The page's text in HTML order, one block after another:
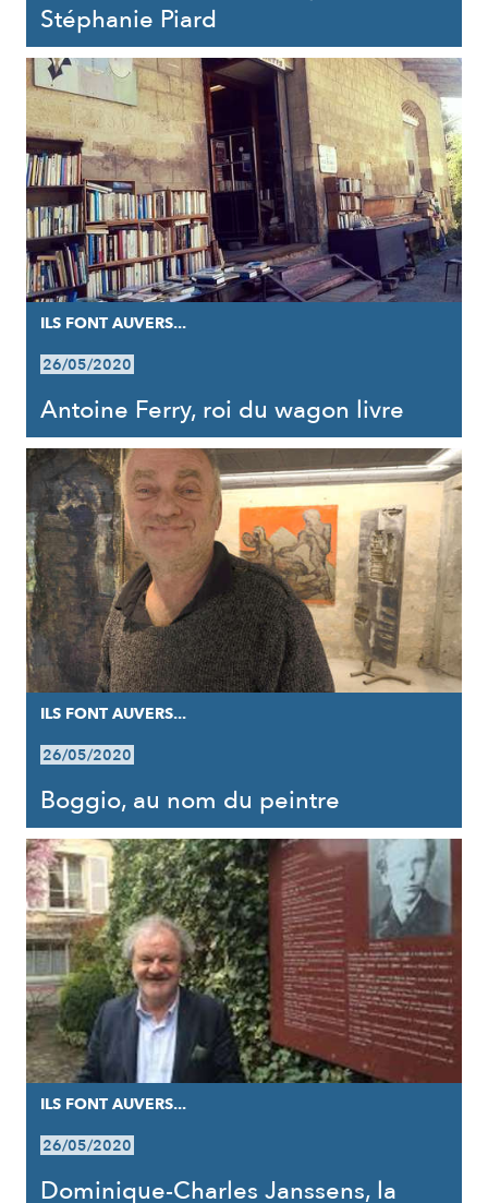
Stéphanie Piard
ILS FONT AUVERS...
26/05/2020
Antoine Ferry, roi du wagon livre
ILS FONT AUVERS...
26/05/2020
Boggio, au nom du peintre
ILS FONT AUVERS...
26/05/2020
Dominique-Charles Janssens, la